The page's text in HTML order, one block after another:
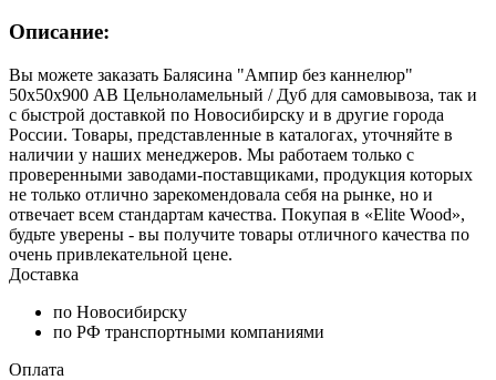
Описание:
Вы можете заказать Балясина "Ампир без каннелюр"
50х50х900 АВ Цельноламельный / Дуб для самовывоза, так и
с быстрой доставкой по Новосибирску и в другие города
России. Товары, представленные в каталогах, уточняйте в
наличии у наших менеджеров. Мы работаем только с
проверенными заводами-поставщиками, продукция которых
не только отлично зарекомендовала себя на рынке, но и
отвечает всем стандартам качества. Покупая в «Elite Wood»,
будьте уверены - вы получите товары отличного качества по
очень привлекательной цене.
Доставка
по Новосибирску
по РФ транспортными компаниями
Оплата